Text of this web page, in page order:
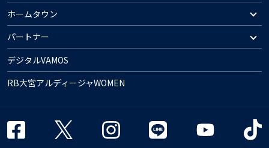
ホームタウン
パートナー
デジタルVAMOS
RB大宮アルディージャWOMEN